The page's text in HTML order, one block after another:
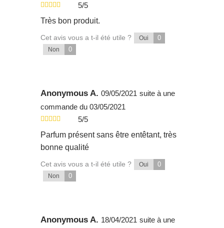
5/5
Très bon produit.
Cet avis vous a t-il été utile ? Oui 0
Non 0
Anonymous A. 09/05/2021 suite à une
commande du 03/05/2021
5/5
Parfum présent sans être entêtant, très
bonne qualité
Cet avis vous a t-il été utile ? Oui 0
Non 0
Anonymous A. 18/04/2021 suite à une